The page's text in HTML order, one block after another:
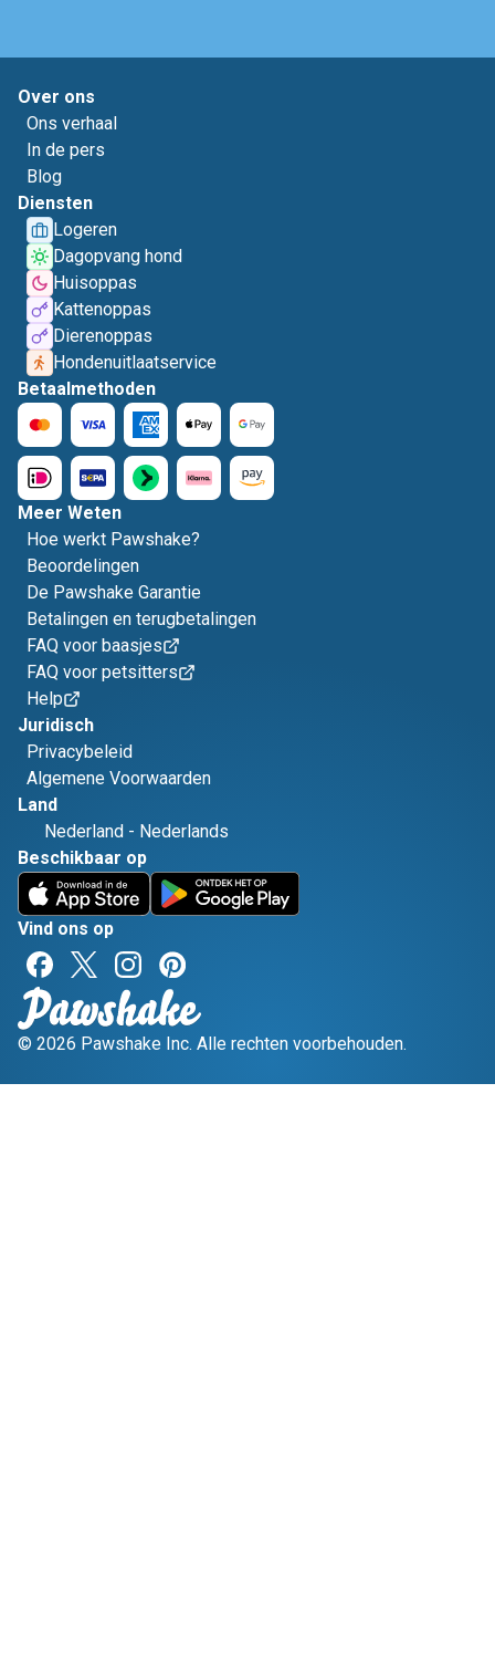
Over ons
Ons verhaal
In de pers
Blog
Diensten
Logeren
Dagopvang hond
Huisoppas
Kattenoppas
Dierenoppas
Hondenuitlaatservice
Betaalmethoden
Meer Weten
Hoe werkt Pawshake?
Beoordelingen
De Pawshake Garantie
Betalingen en terugbetalingen
FAQ voor baasjes
FAQ voor petsitters
Help
Juridisch
Privacybeleid
Algemene Voorwaarden
Land
Nederland - Nederlands
Beschikbaar op
Vind ons op
© 2026 Pawshake Inc. Alle rechten voorbehouden.